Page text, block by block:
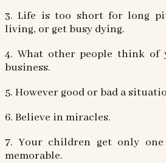
3. Life is too short for long
living, or get busy dying.
4. What other people think of
business.
5. However good or bad a
6. Believe in miracles.
7. Your children get only
memorable.